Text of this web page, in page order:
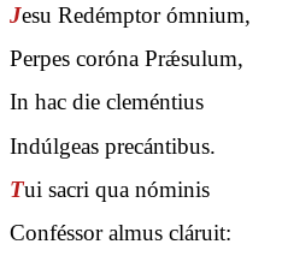
Jesu Redémptor ómnium,
Perpes coróna Prǽsulum,
In hac die cleméntius
Indúlgeas precántibus.
Tui sacri qua nóminis
Conféssor almus cláruit: